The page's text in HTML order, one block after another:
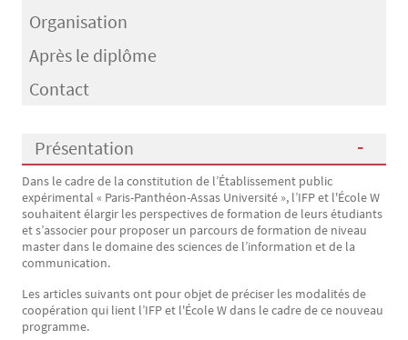
Organisation
Après le diplôme
Contact
Présentation
Présentation
Dans le cadre de la constitution de l’Établissement public
expérimental « Paris-Panthéon-Assas Université », l’IFP et l'École W
souhaitent élargir les perspectives de formation de leurs étudiants
et s’associer pour proposer un parcours de formation de niveau
master dans le domaine des sciences de l’information et de la
communication.
Les articles suivants ont pour objet de préciser les modalités de
coopération qui lient l’IFP et l'École W dans le cadre de ce nouveau
programme.